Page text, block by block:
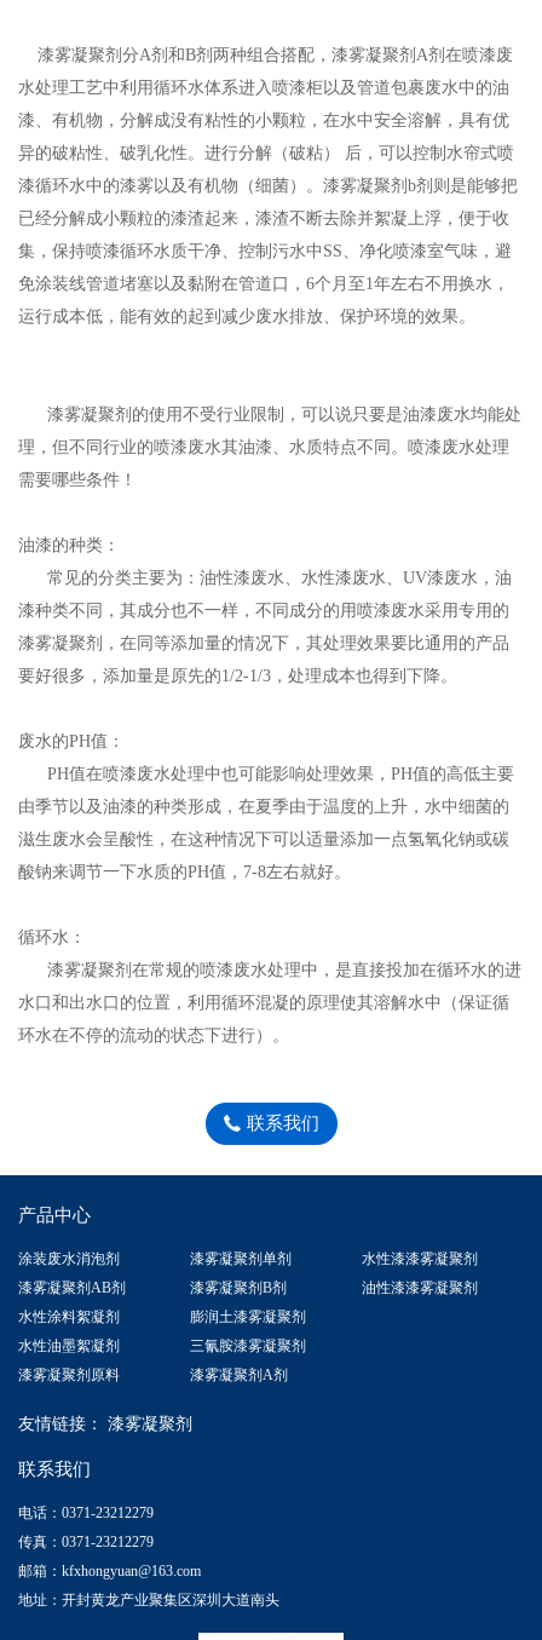
漆雾凝聚剂分A剂和B剂两种组合搭配，漆雾凝聚剂A剂在喷漆废
水处理工艺中利用循环水体系进入喷漆柜以及管道包裹废水中的油
漆、有机物，分解成没有粘性的小颗粒，在水中安全溶解，具有优
异的破粘性、破乳化性。进行分解（破粘） 后，可以控制水帘式喷
漆循环水中的漆雾以及有机物（细菌）。漆雾凝聚剂b剂则是能够把
已经分解成小颗粒的漆渣起来，漆渣不断去除并絮凝上浮，便于收
集，保持喷漆循环水质干净、控制污水中SS、净化喷漆室气味，避
免涂装线管道堵塞以及黏附在管道口，6个月至1年左右不用换水，
运行成本低，能有效的起到减少废水排放、保护环境的效果。
漆雾凝聚剂的使用不受行业限制，可以说只要是油漆废水均能处
理，但不同行业的喷漆废水其油漆、水质特点不同。喷漆废水处理
需要哪些条件！
油漆的种类：
常见的分类主要为：油性漆废水、水性漆废水、UV漆废水，油
漆种类不同，其成分也不一样，不同成分的用喷漆废水采用专用的
漆雾凝聚剂，在同等添加量的情况下，其处理效果要比通用的产品
要好很多，添加量是原先的1/2-1/3，处理成本也得到下降。
废水的PH值：
PH值在喷漆废水处理中也可能影响处理效果，PH值的高低主要
由季节以及油漆的种类形成，在夏季由于温度的上升，水中细菌的
滋生废水会呈酸性，在这种情况下可以适量添加一点氢氧化钠或碳
酸钠来调节一下水质的PH值，7-8左右就好。
循环水：
漆雾凝聚剂在常规的喷漆废水处理中，是直接投加在循环水的进
水口和出水口的位置，利用循环混凝的原理使其溶解水中（保证循
环水在不停的流动的状态下进行）。
联系我们
产品中心
涂装废水消泡剂
漆雾凝聚剂AB剂
水性涂料絮凝剂
水性油墨絮凝剂
漆雾凝聚剂原料
漆雾凝聚剂单剂
漆雾凝聚剂B剂
膨润土漆雾凝聚剂
三氰胺漆雾凝聚剂
漆雾凝聚剂A剂
水性漆漆雾凝聚剂
油性漆漆雾凝聚剂
友情链接： 漆雾凝聚剂
联系我们
电话：0371-23212279
传真：0371-23212279
邮箱：kfxhongyuan@163.com
地址：开封黄龙产业聚集区深圳大道南头